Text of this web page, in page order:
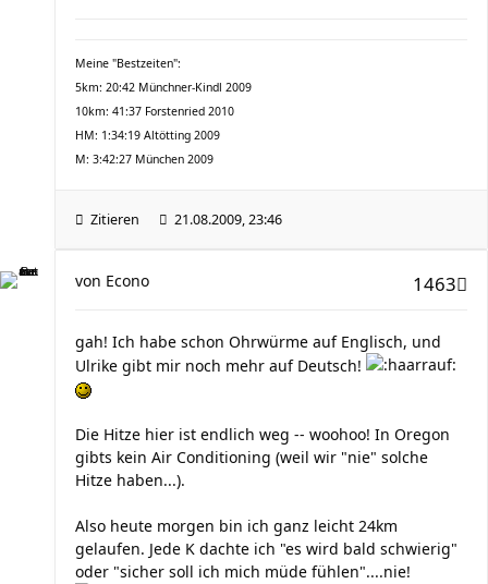
Meine "Bestzeiten":
5km: 20:42 Münchner-Kindl 2009
10km: 41:37 Forstenried 2010
HM: 1:34:19 Altötting 2009
M: 3:42:27 München 2009
Zitieren 21.08.2009, 23:46
1463
von Econo
gah! Ich habe schon Ohrwürme auf Englisch, und
Ulrike gibt mir noch mehr auf Deutsch!
Die Hitze hier ist endlich weg -- woohoo! In Oregon
gibts kein Air Conditioning (weil wir "nie" solche
Hitze haben...).
Also heute morgen bin ich ganz leicht 24km
gelaufen. Jede K dachte ich "es wird bald schwierig"
oder "sicher soll ich mich müde fühlen"....nie!